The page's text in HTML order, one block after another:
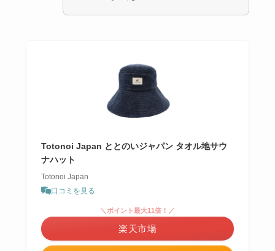
Totonoi Japan ととのいジャパン タオル地サウ
ナハット
Totonoi Japan
口コミを見る
＼ポイント最大11倍！／
楽天市場